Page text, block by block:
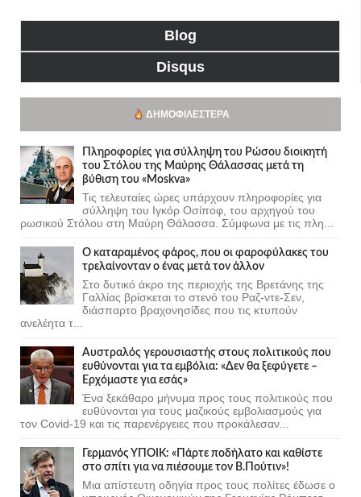
Blog
Disqus
ΔΗΜΟΦΙΛΈΣΤΕΡΑ
Πληροφορίες για σύλληψη του Ρώσου διοικητή
του Στόλου της Mαύρης Θάλασσας μετά τη
βύθιση του «Moskva»
Τις τελευταίες ώρες υπάρχουν πληροφορίες για
σύλληψη του Ιγκόρ Οσίποφ, του αρχηγού του
ρωσικού Στόλου στη Μαύρη Θάλασσα. Σύμφωνα με τις πλη...
Ο καταραμένος φάρος, που οι φαροφύλακες του
τρελαίνονταν ο ένας μετά τον άλλον
Στο δυτικό άκρο της περιοχής της Βρετάνης της
Γαλλίας βρίσκεται το στενό του Ραζ-ντε-Σεν,
διάσπαρτο βραχονησίδες που τις κτυπούν
ανελέητα τ...
Αυστραλός γερουσιαστής στους πολιτικούς που
ευθύνονται για τα εμβόλια: «Δεν θα ξεφύγετε –
Ερχόμαστε για εσάς»
Ένα ξεκάθαρο μήνυμα προς τους πολιτικούς που
ευθύνονται για τους μαζικούς εμβολιασμούς για
τον Covid-19 και τις παρενέργειες που προκάλεσαν...
Γερμανός ΥΠΟΙΚ: «Πάρτε ποδήλατο και καθίστε
στο σπίτι για να πιέσουμε τον Β.Πούτιν»!
Μια απίστευτη οδηγία προς τους πολίτες έδωσε ο